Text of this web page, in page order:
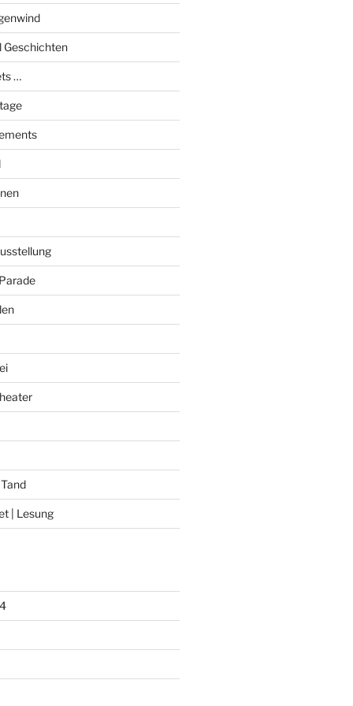
Geschichten
…
| Lesung